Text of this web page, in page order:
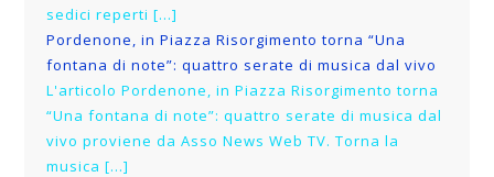
sedici reperti […]
Pordenone, in Piazza Risorgimento torna “Una
fontana di note”: quattro serate di musica dal vivo
L'articolo Pordenone, in Piazza Risorgimento torna
“Una fontana di note”: quattro serate di musica dal
vivo proviene da Asso News Web TV. Torna la
musica […]